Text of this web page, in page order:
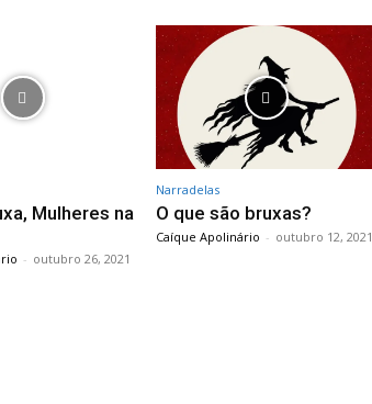
Mulheres na
- outubro 26, 2021
Narradelas
O que são bruxas?
Caíque Apolinário - outubro 12, 2021